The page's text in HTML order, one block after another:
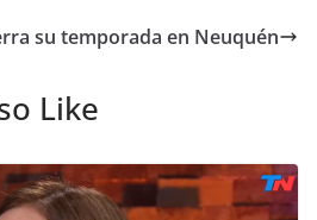
su temporada en Neuquén
Like